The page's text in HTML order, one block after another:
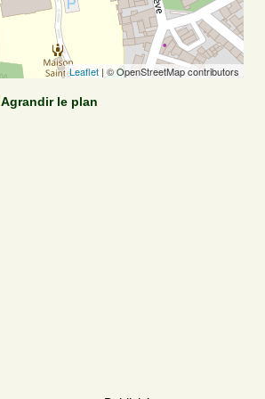
Leaflet | © OpenStreetMap contributors
Agrandir le plan